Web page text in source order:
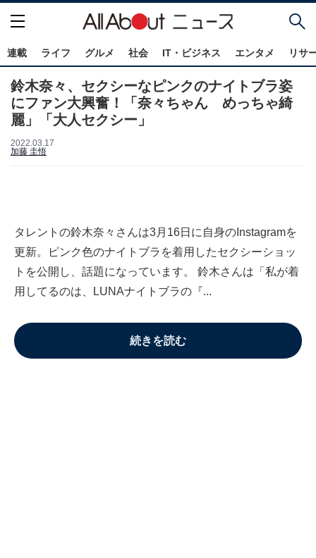
連載 ライフ グルメ 社会 IT・ビジネス エンタメ リサ
鈴木奈々、セクシーなピンクのナイトブラ姿
にファン大興奮！「奈々ちゃん めっちゃ綺
麗」「大人セクシー」
2022.03.17
加藤 圭悟
タレントの鈴木奈々さんは3月16日に自身のInstagramを
更新。ピンク色のナイトブラを着用したセクシーショッ
トを公開し、話題になっています。 鈴木さんは「私が着
用してるのは、LUNAナイトブラの『...
続きを読む